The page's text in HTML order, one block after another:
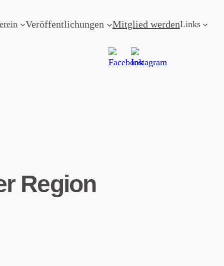
Veröffentlichungen Mitglied werdenLinks
Region